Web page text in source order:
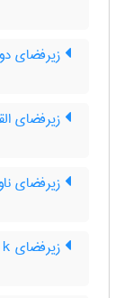
زیرفضای
زیرفضای
زیرفضای
زیرفضای k بعدی